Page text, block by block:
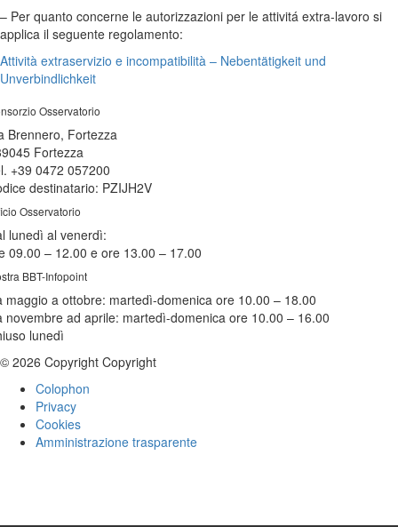
– Per quanto concerne le autorizzazioni per le attivitá extra-lavoro si
applica il seguente regolamento:
Attività extraservizio e incompatibilità – Nebentätigkeit und
Unverbindlichkeit
Osservatorio
Brennero, Fortezza
Fortezza
+39 0472 057200
destinatario: PZIJH2V
Osservatorio
lunedì al venerdì:
09.00 – 12.00 e ore 13.00 – 17.00
BBT-Infopoint
maggio a ottobre: martedì-domenica ore 10.00 – 18.00
novembre ad aprile: martedì-domenica ore 10.00 – 16.00
lunedì
© 2026 Copyright Copyright
Colophon
Privacy
Cookies
Amministrazione trasparente